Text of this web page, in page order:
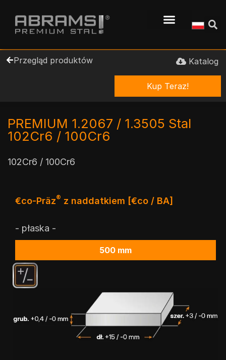
Przegląd produktów Katalog
Kup Teraz!
PREMIUM 1.2067 / 1.3505 Stal
102Cr6 / 100Cr6
102Cr6 / 100Cr6
€co-Präz® z naddatkiem [€co / BA]
- płaska -
500 mm